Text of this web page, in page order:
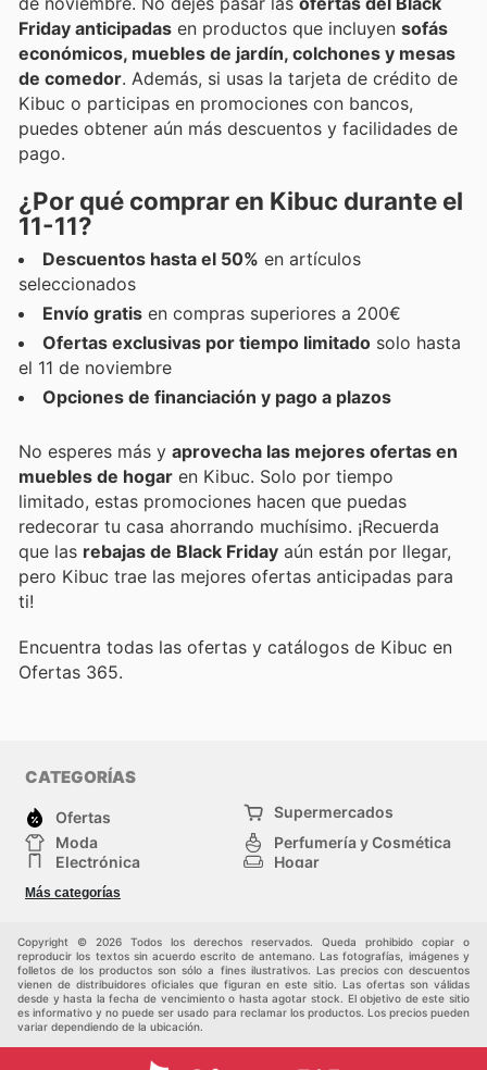
Friday anticipadas en productos que incluyen sofás
económicos, muebles de jardín, colchones y mesas
de comedor. Además, si usas la tarjeta de crédito de
Kibuc o participas en promociones con bancos,
puedes obtener aún más descuentos y facilidades de
pago.
¿Por qué comprar en Kibuc durante el
11-11?
Descuentos hasta el 50% en artículos
seleccionados
Envío gratis en compras superiores a 200€
Ofertas exclusivas por tiempo limitado solo hasta
el 11 de noviembre
Opciones de financiación y pago a plazos
No esperes más y aprovecha las mejores ofertas en
muebles de hogar en Kibuc. Solo por tiempo
limitado, estas promociones hacen que puedas
redecorar tu casa ahorrando muchísimo. ¡Recuerda
que las rebajas de Black Friday aún están por llegar,
pero Kibuc trae las mejores ofertas anticipadas para
ti!
Encuentra todas las ofertas y catálogos de Kibuc en
Ofertas 365.
CATEGORÍAS
Ofertas
Supermercados
Moda
Perfumería y Cosmética
Electrónica
Hogar
Deporte
Juguetes y bebés
Más categorías
Copyright © 2026 Todos los derechos reservados. Queda prohibido copiar o
reproducir los textos sin acuerdo escrito de antemano. Las fotografías, imágenes y
folletos de los productos son sólo a fines ilustrativos. Las precios con descuentos
vienen de distribuidores oficiales que figuran en este sitio. Las ofertas son válidas
desde y hasta la fecha de vencimiento o hasta agotar stock. El objetivo de este sitio
es informativo y no puede ser usado para reclamar los productos. Los precios pueden
variar dependiendo de la ubicación.